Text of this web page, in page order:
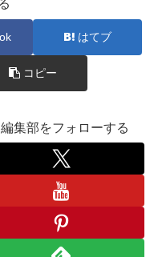
はてブ
コピー
集部をフォローする